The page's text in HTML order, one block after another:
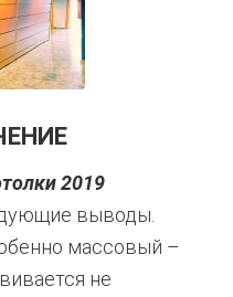
2019
выводы.
массовый –
не